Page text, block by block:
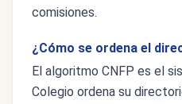
comisiones.
¿Cómo se ordena el
El algoritmo CNFP es el
Colegio ordena su